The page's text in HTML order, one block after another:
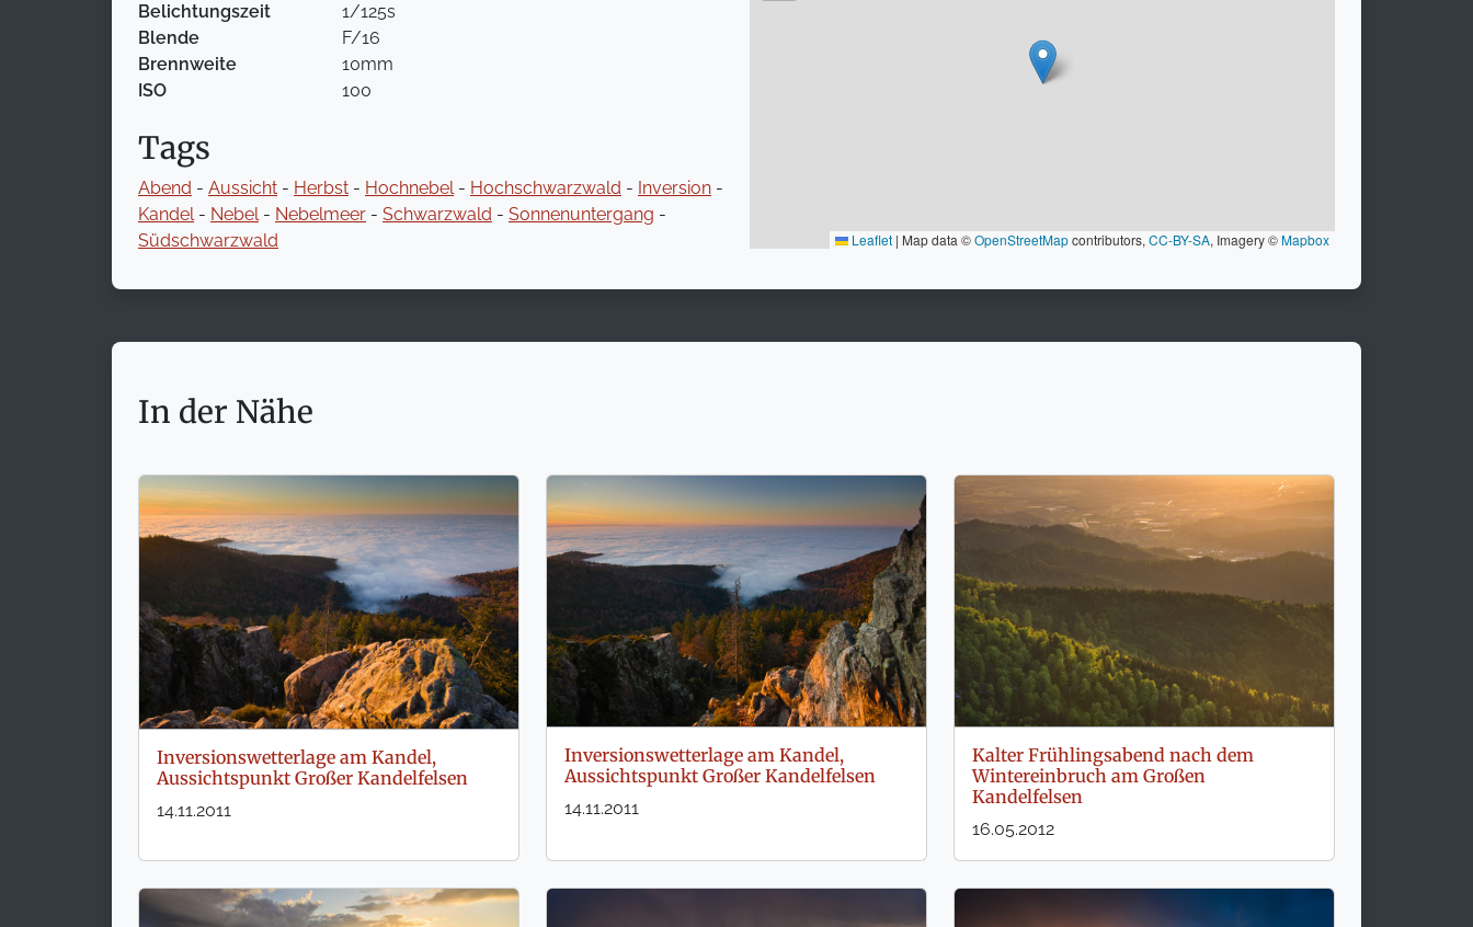
Belichtungszeit
1/125s
Blende
F/16
Brennweite
10mm
ISO
100
Tags
Abend - Aussicht - Herbst - Hochnebel- Hochschwarzwald - Inversion -
Kandel- Nebel- Nebelmeer - Schwarzwald - Sonnenuntergang -
Südschwarzwald
Leaflet | Map data ©OpenStreetMapcontributors, CC-BY-SA, Imagery ©Mapbox
In der Nähe
Inversionswetterlage am Kandel,
Aussichtspunkt Großer Kandelfelsen
14.11.2011
Inversionswetterlage am Kandel,
Aussichtspunkt Großer Kandelfelsen
14.11.2011
Kalter Frühlingsabend nach dem
Wintereinbruch am Großen
Kandelfelsen
16.05.2012